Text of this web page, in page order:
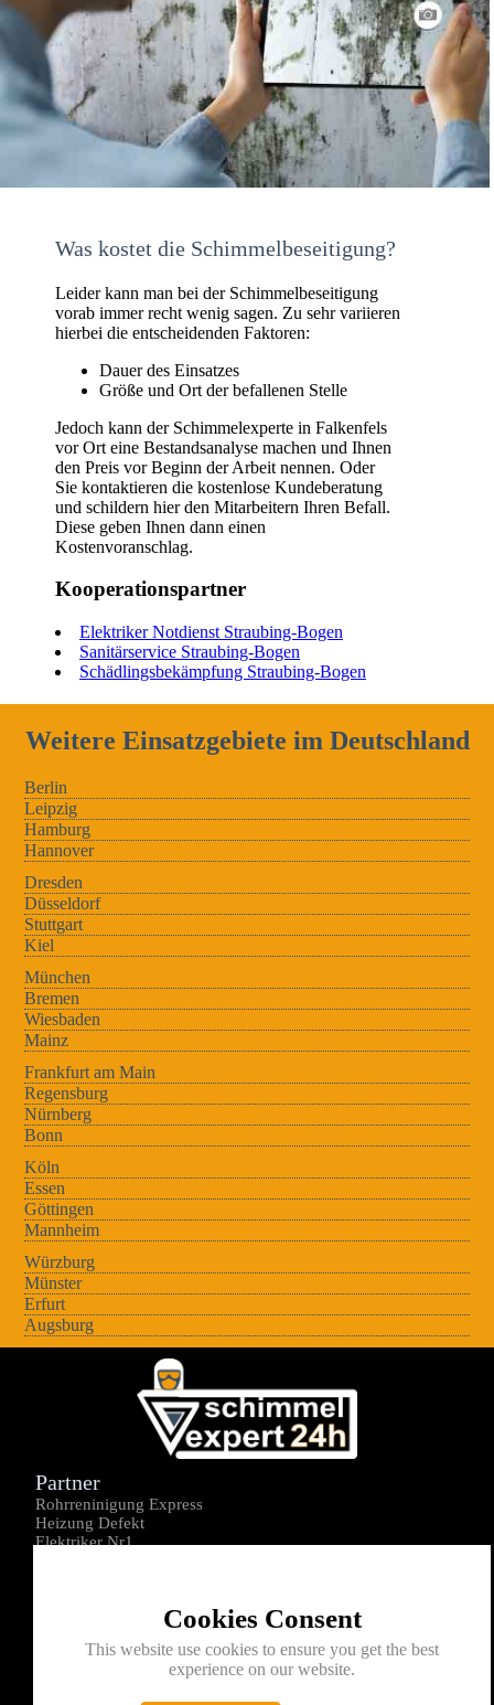
Was kostet die Schimmelbeseitigung?
Leider kann man bei der Schimmelbeseitigung
vorab immer recht wenig sagen. Zu sehr variieren
hierbei die entscheidenden Faktoren:
Dauer des Einsatzes
Größe und Ort der befallenen Stelle
Jedoch kann der Schimmelexperte in Falkenfels
vor Ort eine Bestandsanalyse machen und Ihnen
den Preis vor Beginn der Arbeit nennen. Oder
Sie kontaktieren die kostenlose Kundeberatung
und schildern hier den Mitarbeitern Ihren Befall.
Diese geben Ihnen dann einen
Kostenvoranschlag.
Kooperationspartner
Elektriker Notdienst Straubing-Bogen
Sanitärservice Straubing-Bogen
Schädlingsbekämpfung Straubing-Bogen
Weitere Einsatzgebiete im Deutschland
Berlin
Leipzig
Hamburg
Hannover
Dresden
Düsseldorf
Stuttgart
Kiel
München
Bremen
Wiesbaden
Mainz
Frankfurt am Main
Regensburg
Nürnberg
Bonn
Köln
Essen
Göttingen
Mannheim
Würzburg
Münster
Erfurt
Augsburg
Cookies Consent
This website use cookies to ensure you get the best
experience on our website.
Partner
Rohrreninigung Express
Heizung Defekt
Elektriker Nr1
Kontakt